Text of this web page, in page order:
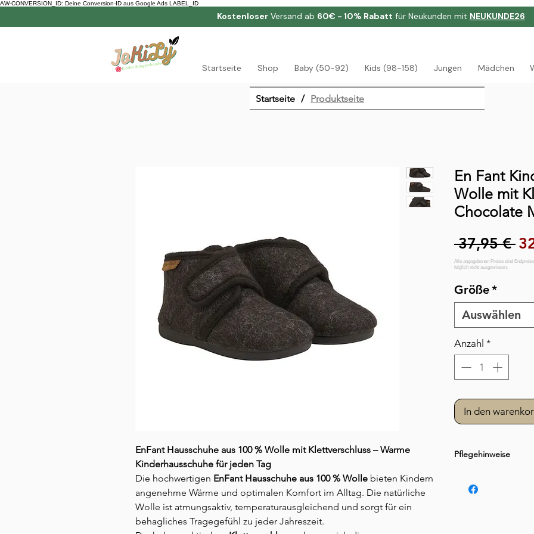
AW-CONVERSION_ID: Deine Conversion-ID aus Google Ads LABEL_ID
KostenloserVersand ab 60€ - 10% Rabatt für Neukunden mit NEUKUNDE26
Startseite Shop Baby (50-92) Kids (98-158) Jungen Mädchen
EnFant Hausschuhe aus 100 % Wolle mit Klettverschluss – Warme
Kinderhausschuhe für jeden Tag
Die hochwertigen EnFant Hausschuhe aus 100 % Wolle bieten Kindern
angenehme Wärme und optimalen Komfort im Alltag. Die natürliche
Wolle ist atmungsaktiv, temperaturausgleichend und sorgt für ein
behagliches Tragegefühl zu jeder Jahreszeit.
En Fant
Wolle mit
Chocolate
37,95 €
Größe*
Auswählen
Anzahl *
In den
Pflegehinweise
Startseite / Produktseite